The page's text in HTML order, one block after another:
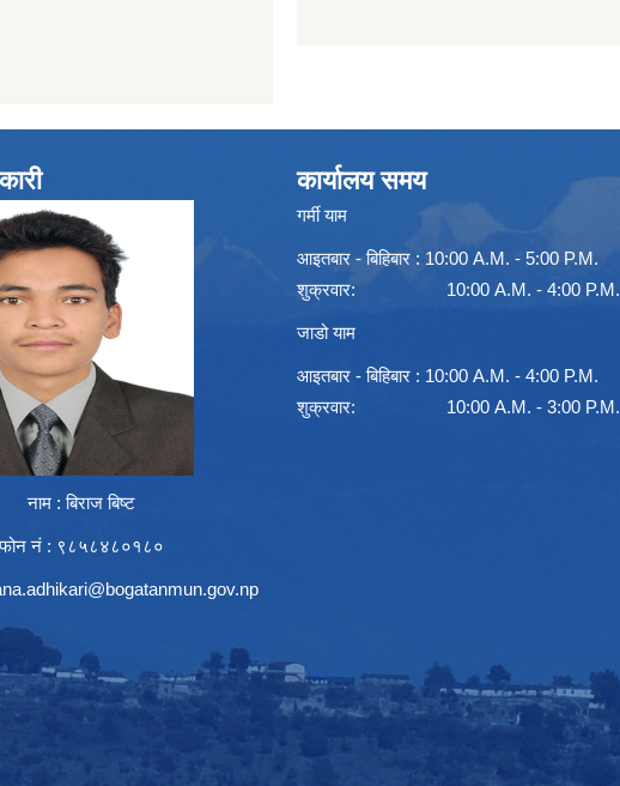
नाम : बिराज बिष्ट
फोन नं : ९८५८४८०१८०
कार्यालय समय
गर्मी याम
आइतबार - बिहिबार : 10:00 A.M. - 5:00 P.M.
शुक्रवार: 10:00 A.M. - 4:00 P.M.
जाडो याम
आइतबार - बिहिबार : 10:00 A.M. - 4:00 P.M.
शुक्रवार: 10:00 A.M. - 3:00 P.M.